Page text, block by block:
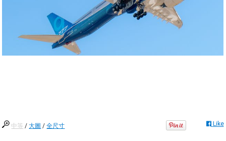
中等 /大圖 /全尺寸 Like